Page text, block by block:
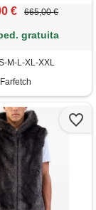
€ 665,00 €
gratuita
M-L-XL-XXL
Farfetch